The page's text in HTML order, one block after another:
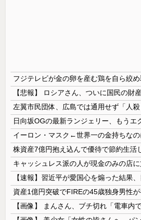
【悲報】 ロシアさん、ついに国民の財